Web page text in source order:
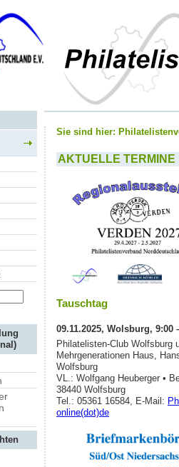
Sie sind hier:
AKTUELLE TERMINE
Tauschtag
09.11.2025, Wolsburg, 9:00
Philatelisten-Club Wolfsburg
Mehrgenerationen Haus,
Wolfsburg
VL.: Wolfgang Heuberger •
38440 Wolfsburg
Tel.: 05361 16584, E-Mail:
online(dot)de